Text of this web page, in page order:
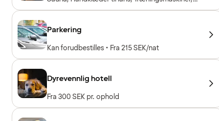
Konditionsmaskiner, Frie vægte
Parkering
Kan forudbestilles • Fra 215 SEK/nat
Dyrevennlig hotell
Fra 300 SEK pr. ophold